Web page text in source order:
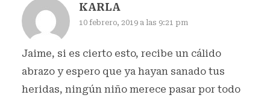
KARLA
10 febrero, 2019 a las 9:21 pm
Jaime, si es cierto esto, recibe un cálido
abrazo y espero que ya hayan sanado tus
heridas, ningún niño merece pasar por todo